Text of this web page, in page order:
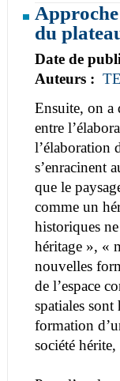
du
Date de
Auteurs :
Ensuite, on a
entre
l’élaboration
s’enracinent
que le
comme un
historiques
héritage », «
nouvelles
de l’espace
spatiales
formation
société